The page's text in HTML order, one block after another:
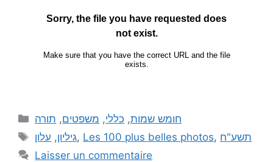
חומש שמות, כללי, משפטים, תורה
גיליון, עלון , Les 100 plus belles photos, תשע"ח
Laisser un commentaire